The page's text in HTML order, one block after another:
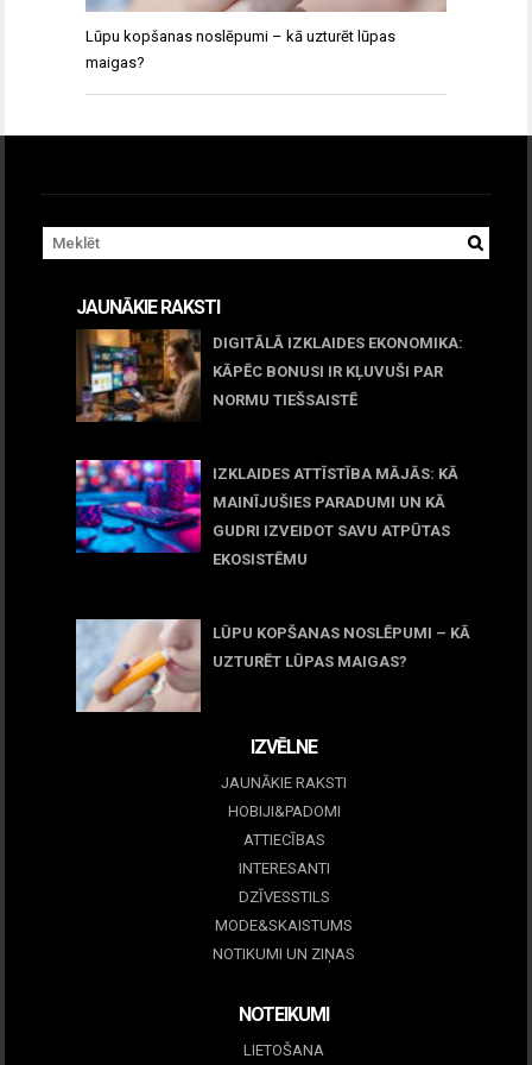
Lūpu kopšanas noslēpumi – kā uzturēt lūpas
maigas?
JAUNĀKIE RAKSTI
DIGITĀLĀ IZKLAIDES EKONOMIKA:
KĀPĒC BONUSI IR KĻUVUŠI PAR
NORMU TIEŠSAISTĒ
IZKLAIDES ATTĪSTĪBA MĀJĀS: KĀ
MAINĪJUŠIES PARADUMI UN KĀ
GUDRI IZVEIDOT SAVU ATPŪTAS
EKOSISTĒMU
LŪPU KOPŠANAS NOSLĒPUMI – KĀ
UZTURĒT LŪPAS MAIGAS?
IZVĒLNE
JAUNĀKIE RAKSTI
HOBIJI&PADOMI
ATTIECĪBAS
INTERESANTI
DZĪVESSTILS
MODE&SKAISTUMS
NOTIKUMI UN ZIŅAS
NOTEIKUMI
LIETOŠANA